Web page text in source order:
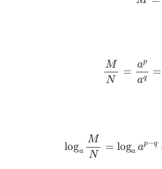
MN paq
log MN log p−q